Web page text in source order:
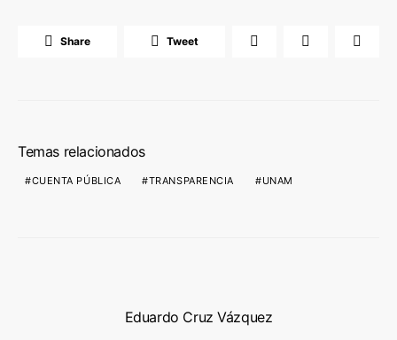
Share Tweet
Temas relacionados
CUENTA PÚBLICA TRANSPARENCIA UNAM
Eduardo Cruz Vázquez